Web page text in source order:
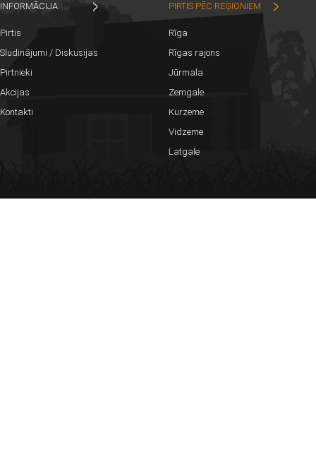
INFORMĀCIJA
Pirtis
Sludinājumi / Diskusijas
Pirtnieki
Akcijas
Kontakti
PIRTIS PĒC REĢIONIEM
Rīga
Rīgas rajons
Jūrmala
Zemgale
Kurzeme
Vidzeme
Latgale